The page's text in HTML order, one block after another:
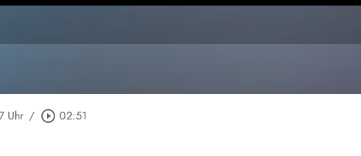
Uhr / play_circle_outline 02:51